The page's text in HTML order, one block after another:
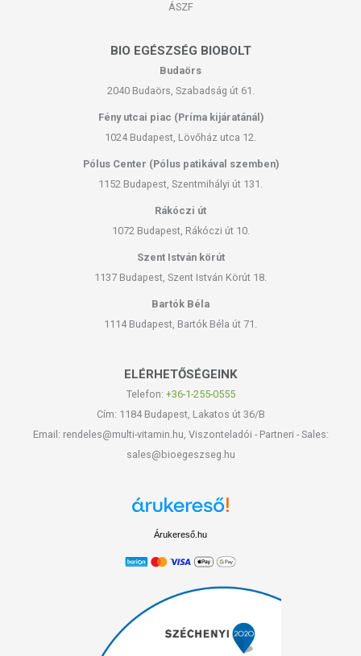
ÁSZF
BIO EGÉSZSÉG BIOBOLT
Budaörs
2040 Budaörs, Szabadság út 61.
Fény utcai piac (Príma kijáratánál)
1024 Budapest, Lövőház utca 12.
Pólus Center (Pólus patikával szemben)
1152 Budapest, Szentmihályi út 131.
Rákóczi út
1072 Budapest, Rákóczi út 10.
Szent István körút
1137 Budapest, Szent István Körút 18.
Bartók Béla
1114 Budapest, Bartók Béla út 71.
ELÉRHETŐSÉGEINK
Telefon: +36-1-255-0555
Cím: 1184 Budapest, Lakatos út 36/B
Email: rendeles@multi-vitamin.hu, Viszonteladói - Partneri - Sales:
sales@bioegeszseg.hu
Árukereső.hu